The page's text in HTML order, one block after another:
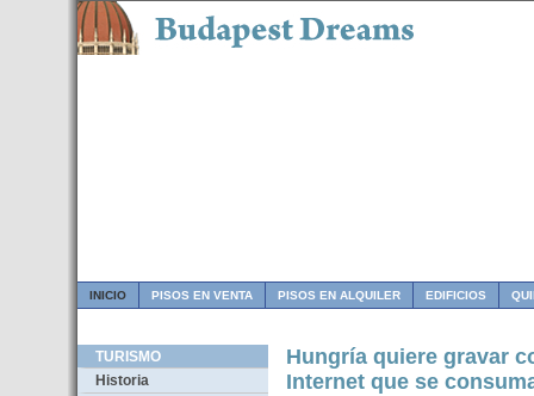
INICIO PISOS EN VENTA PISOS EN ALQUILER EDIFICIOS
TURISMO
Historia
Hungría quiere gravar
Internet que se